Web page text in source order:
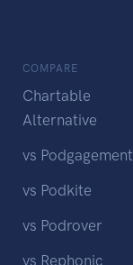
COMPARE
Chartable
Alternative
vs Podgagement
vs Podkite
vs Podrover
vs Rephonic